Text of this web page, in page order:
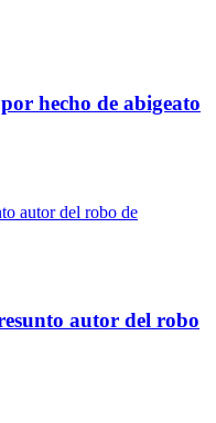
hecho de abigeato
autor del robo